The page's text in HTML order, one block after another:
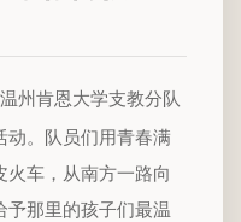
州肯恩大学支教分队
动。队员们用青春满
火车，从南方一路向
予那里的孩子们最温